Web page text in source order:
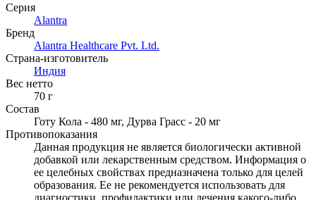
Серия
Alantra
Бренд
Alantra Healthcare Pvt. Ltd.
Страна-изготовитель
Индия
Вес нетто
70 г
Состав
Готу Кола - 480 мг, Дурва Грасс - 20 мг
Противопоказания
Данная продукция не является биологически активной
добавкой или лекарственным средством. Информация о
ее целебных свойствах предназначена только для целей
образования. Ее не рекомендуется использовать для
диагностики, профилактики или лечения какого-либо